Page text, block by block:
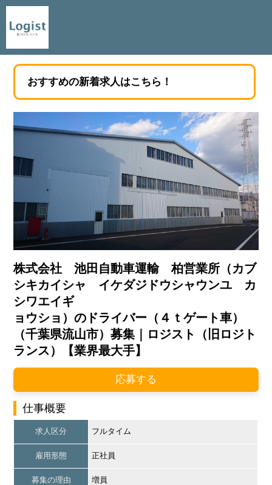
おすすめの新着求人はこちら！
株式会社 池田自動車運輸 柏営業所（カブ
シキカイシャ イケダジドウシャウンユ カ
シワエイギ
ョウショ）のドライバー（４ｔゲート車）
（千葉県流山市）募集｜ロジスト（旧ロジト
ランス）【業界最大手】
応募する
仕事概要
求人区分 フルタイム
雇用形態 正社員
募集の理由 増員